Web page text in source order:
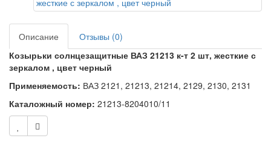
Описание
Отзывы (0)
Козырьки солнцезащитные ВАЗ 21213 к-т 2 шт, жесткие с
зеркалом , цвет черный
Применяемость: ВАЗ 2121, 21213, 21214, 2129, 2130, 2131
Каталожный номер: 21213-8204010/11